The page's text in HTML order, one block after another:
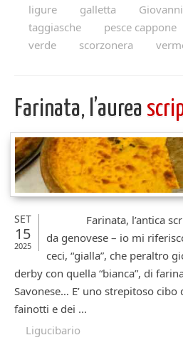
ligure
galletta
taggiasche
pesce cappone
verde
scorzonera
Farinata, l’aurea
SET
15
2025
Farinata, l’antica
da genovese – io mi
ceci, “gialla”, che peraltro
derby con quella “bianca”, di
Savonese… E’ uno strepitoso
fainotti e dei ...
Ligucibario